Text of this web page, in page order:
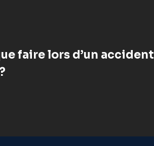
faire lors d’un accident